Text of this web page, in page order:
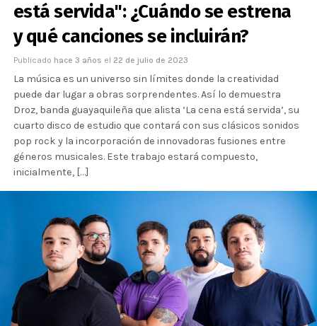
está servida": ¿Cuándo se estrena
y qué canciones se incluirán?
Publicado hace 3 años el 22 de julio de 2023
La música es un universo sin límites donde la creatividad
puede dar lugar a obras sorprendentes. Así lo demuestra
Droz, banda guayaquileña que alista ‘La cena está servida’, su
cuarto disco de estudio que contará con sus clásicos sonidos
pop rock y la incorporación de innovadoras fusiones entre
géneros musicales. Este trabajo estará compuesto,
inicialmente, […]